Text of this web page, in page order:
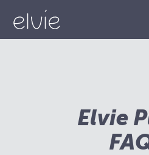
Elvie